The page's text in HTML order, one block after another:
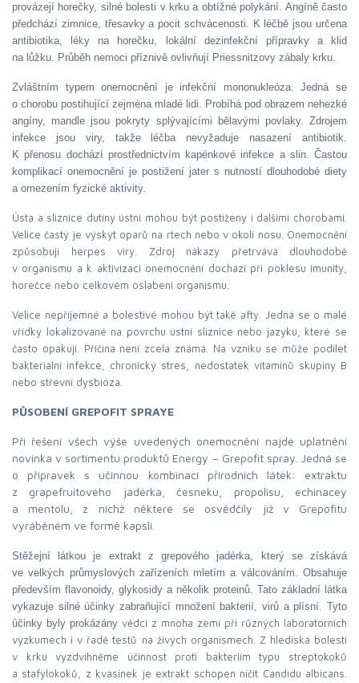
provázejí horečky, silné bolesti v krku a obtížné polykání. Angíně často
předchází zimnice, třesavky a pocit schvácenosti. K léčbě jsou určena
antibiotika, léky na horečku, lokální dezinfekční přípravky a klid
na lůžku. Průběh nemoci příznivě ovlivňují Priessnitzovy zábaly krku.
Zvláštním typem onemocnění je infekční mononukleóza. Jedná se
o chorobu postihující zejména mladé lidi. Probíhá pod obrazem nehezké
angíny, mandle jsou pokryty splývajícími bělavými povlaky. Zdrojem
infekce jsou viry, takže léčba nevyžaduje nasazení antibiotik.
K přenosu dochází prostřednictvím kapénkové infekce a slin. Častou
komplikací onemocnění je postižení jater s nutností dlouhodobé diety
a omezením fyzické aktivity.
Ústa a sliznice dutiny ústní mohou být postiženy i dalšími chorobami.
Velice častý je výskyt oparů na rtech nebo v okolí nosu. Onemocnění
způsobují herpes viry. Zdroj nákazy přetrvává dlouhodobě
v organismu a k aktivizaci onemocnění dochází při poklesu imunity,
horečce nebo celkovém oslabení organismu.
Velice nepříjemné a bolestivé mohou být také afty. Jedná se o malé
vřídky lokalizované na povrchu ústní sliznice nebo jazyku, které se
často opakují. Příčina není zcela známá. Na vzniku se může podílet
bakteriální infekce, chronický stres, nedostatek vitaminů skupiny B
nebo střevní dysbióza.
PŮSOBENÍ GREPOFIT SPRAYE
Při řešení všech výše uvedených onemocnění najde uplatnění
novinka v sortimentu produktů Energy – Grepofit spray. Jedná se
o přípravek s účinnou kombinací přírodních látek: extraktu
z grapefruitového jadérka, česneku, propolisu, echinacey
a mentolu, z nichž některé se osvědčily již v Grepofitu
vyráběném ve formě kapslí.
Stěžejní látkou je extrakt z grepového jadérka, který se získává
ve velkých průmyslových zařízeních mletím a válcováním. Obsahuje
především flavonoidy, glykosidy a několik proteinů. Tato základní látka
vykazuje silné účinky zabraňující množení bakterií, virů a plísní. Tyto
účinky byly prokázány vědci z mnoha zemí při různých laboratorních
výzkumech i v řadě testů na živých organismech. Z hlediska bolestí
v krku vyzdvihněme účinnost proti bakteriím typu streptokoků
a stafylokoků, z kvasinek je extrakt schopen ničit Candidu albicans.